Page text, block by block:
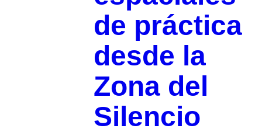
de práctica
desde la
Zona del
Silencio